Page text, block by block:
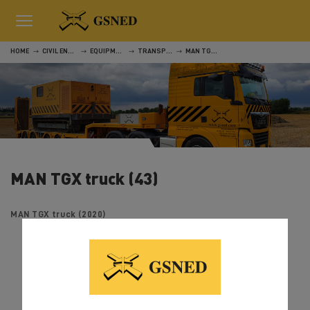
HOME CIVIL ENGINEERING EQUIPMENT TRANSPORT MAN TGX TRUCK (43)
MAN TGX truck (43)
MAN TGX truck (2020)